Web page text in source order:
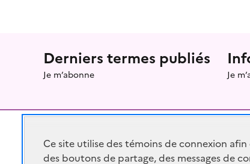
Menu prefooter
Derniers termes publiés
Je m’abonne Je
RÉPUBLIQUE
Ce site utilise des témoins de connexion
des boutons de partage, des messages de